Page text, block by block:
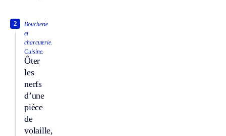
Boucherie
et
charcuterie.
Cuisine.
Ôter
les
nerfs
d’une
pièce
de
volaille,
2